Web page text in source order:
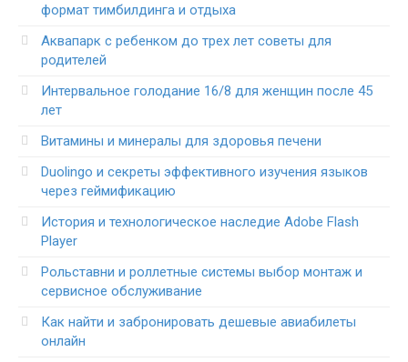
формат тимбилдинга и отдыха
Аквапарк с ребенком до трех лет советы для
родителей
Интервальное голодание 16/8 для женщин после 45
лет
Витамины и минералы для здоровья печени
Duolingo и секреты эффективного изучения языков
через геймификацию
История и технологическое наследие Adobe Flash
Player
Рольставни и роллетные системы выбор монтаж и
сервисное обслуживание
Как найти и забронировать дешевые авиабилеты
онлайн